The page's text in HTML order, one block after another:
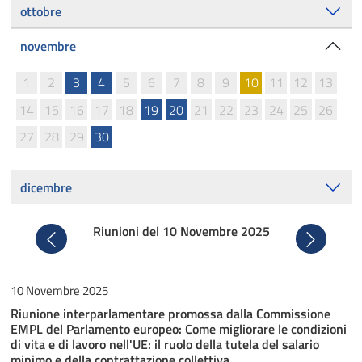
ottobre
novembre
1
2 3 4 5 6 7 8 9 10 11 12
13
14
15 16 17 18 19 20 21 22 23 24 25
26
27
28 29 30
dicembre
PrecedenteRiunioni del 10 Novembre 2025
10 Novembre 2025
Riunione interparlamentare promossa dalla Commissione
EMPL del Parlamento europeo: Come migliorare le condizioni
di vita e di lavoro nell'UE: il ruolo della tutela del salario